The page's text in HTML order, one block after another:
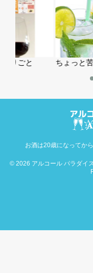
ちょっと苦みのある
お酒は20歳になってか
© 2026 アルコール パラダイ